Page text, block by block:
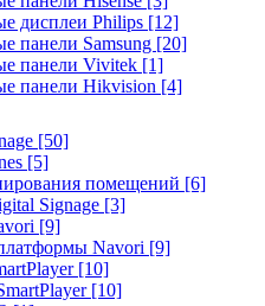
дисплеи Philips [12]
панели Samsung [20]
панели Vivitek [1]
панели Hikvision [4]
[50]
[5]
помещений [6]
Signage [3]
[9]
Navori [9]
[10]
[10]